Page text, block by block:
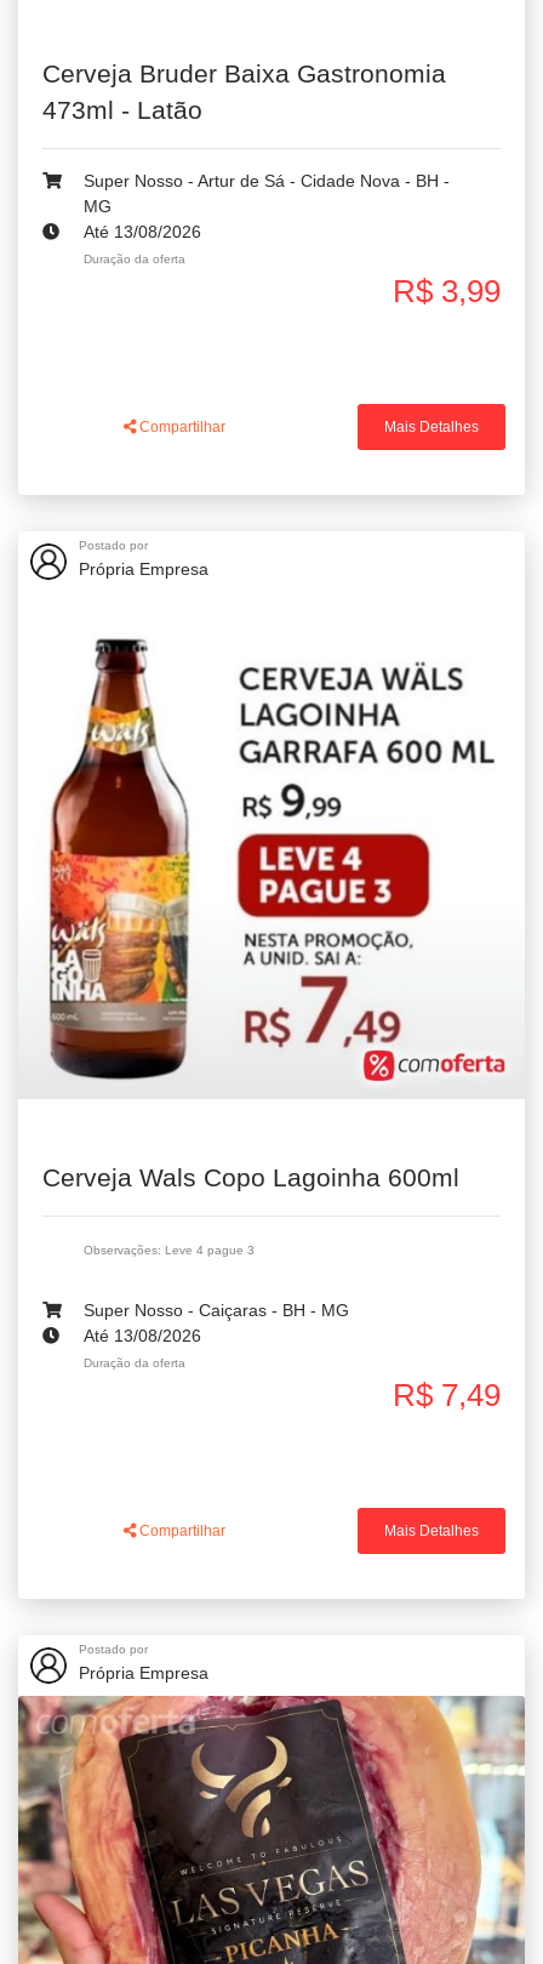
Cerveja Bruder Baixa Gastronomia
473ml - Latão
Super Nosso - Artur de Sá - Cidade Nova - BH -
MG
Até 13/08/2026
Duração da oferta
R$ 3,99
Compartilhar Mais Detalhes
Postado por
Própria Empresa
Cerveja Wals Copo Lagoinha 600ml
Observações: Leve 4 pague 3
Super Nosso - Caiçaras - BH - MG
Até 13/08/2026
Duração da oferta
R$ 7,49
Compartilhar Mais Detalhes
Postado por
Própria Empresa